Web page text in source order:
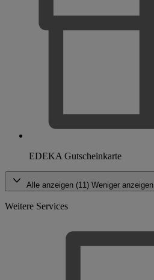
EDEKA Gutscheinkarte
Alle anzeigen (11) Weniger anzeigen
Weitere Services